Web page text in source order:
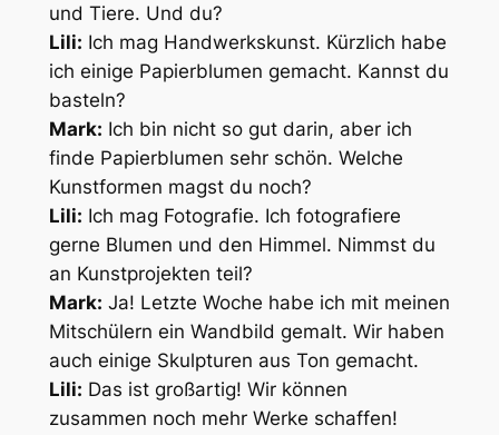
und Tiere. Und du?
Lili: Ich mag Handwerkskunst. Kürzlich habe
ich einige Papierblumen gemacht. Kannst du
basteln?
Mark: Ich bin nicht so gut darin, aber ich
finde Papierblumen sehr schön. Welche
Kunstformen magst du noch?
Lili: Ich mag Fotografie. Ich fotografiere
gerne Blumen und den Himmel. Nimmst du
an Kunstprojekten teil?
Mark: Ja! Letzte Woche habe ich mit meinen
Mitschülern ein Wandbild gemalt. Wir haben
auch einige Skulpturen aus Ton gemacht.
Lili: Das ist großartig! Wir können
zusammen noch mehr Werke schaffen!